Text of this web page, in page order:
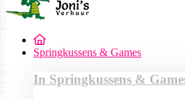
Springkussens & Games
In Springkussens &